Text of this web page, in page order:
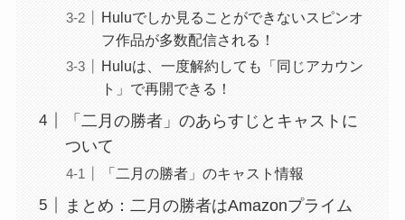
Huluでしか見ることができないスピンオ
フ作品が多数配信される！
Huluは、一度解約しても「同じアカウン
ト」で再開できる！
「二月の勝者」のあらすじとキャストに
ついて
「二月の勝者」のキャスト情報
まとめ：二月の勝者はAmazonプライム